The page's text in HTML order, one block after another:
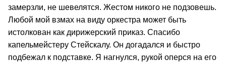
замерзли, не шевелятся. Жестом никого не подзовешь.
Любой мой взмах на виду оркестра может быть
истолкован как дирижерский приказ. Спасибо
капельмейстеру Стейскалу. Он догадался и быстро
подбежал к подставке. Я нагнулся, рукой оперся на его